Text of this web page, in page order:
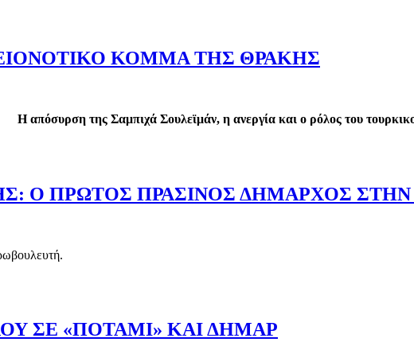
ΚΟΜΜΑ ΤΗΣ ΘΡΑΚΗΣ
Η απόσυρση της Σαμπιχά Σουλεϊμάν, η ανεργία και ο ρόλος του
Ο ΠΡΩΤΟΣ ΠΡΑΣΙΝΟΣ ΔΗΜΑΡΧΟΣ
ΣΕ «ΠΟΤΑΜΙ» ΚΑΙ ΔΗΜΑΡ